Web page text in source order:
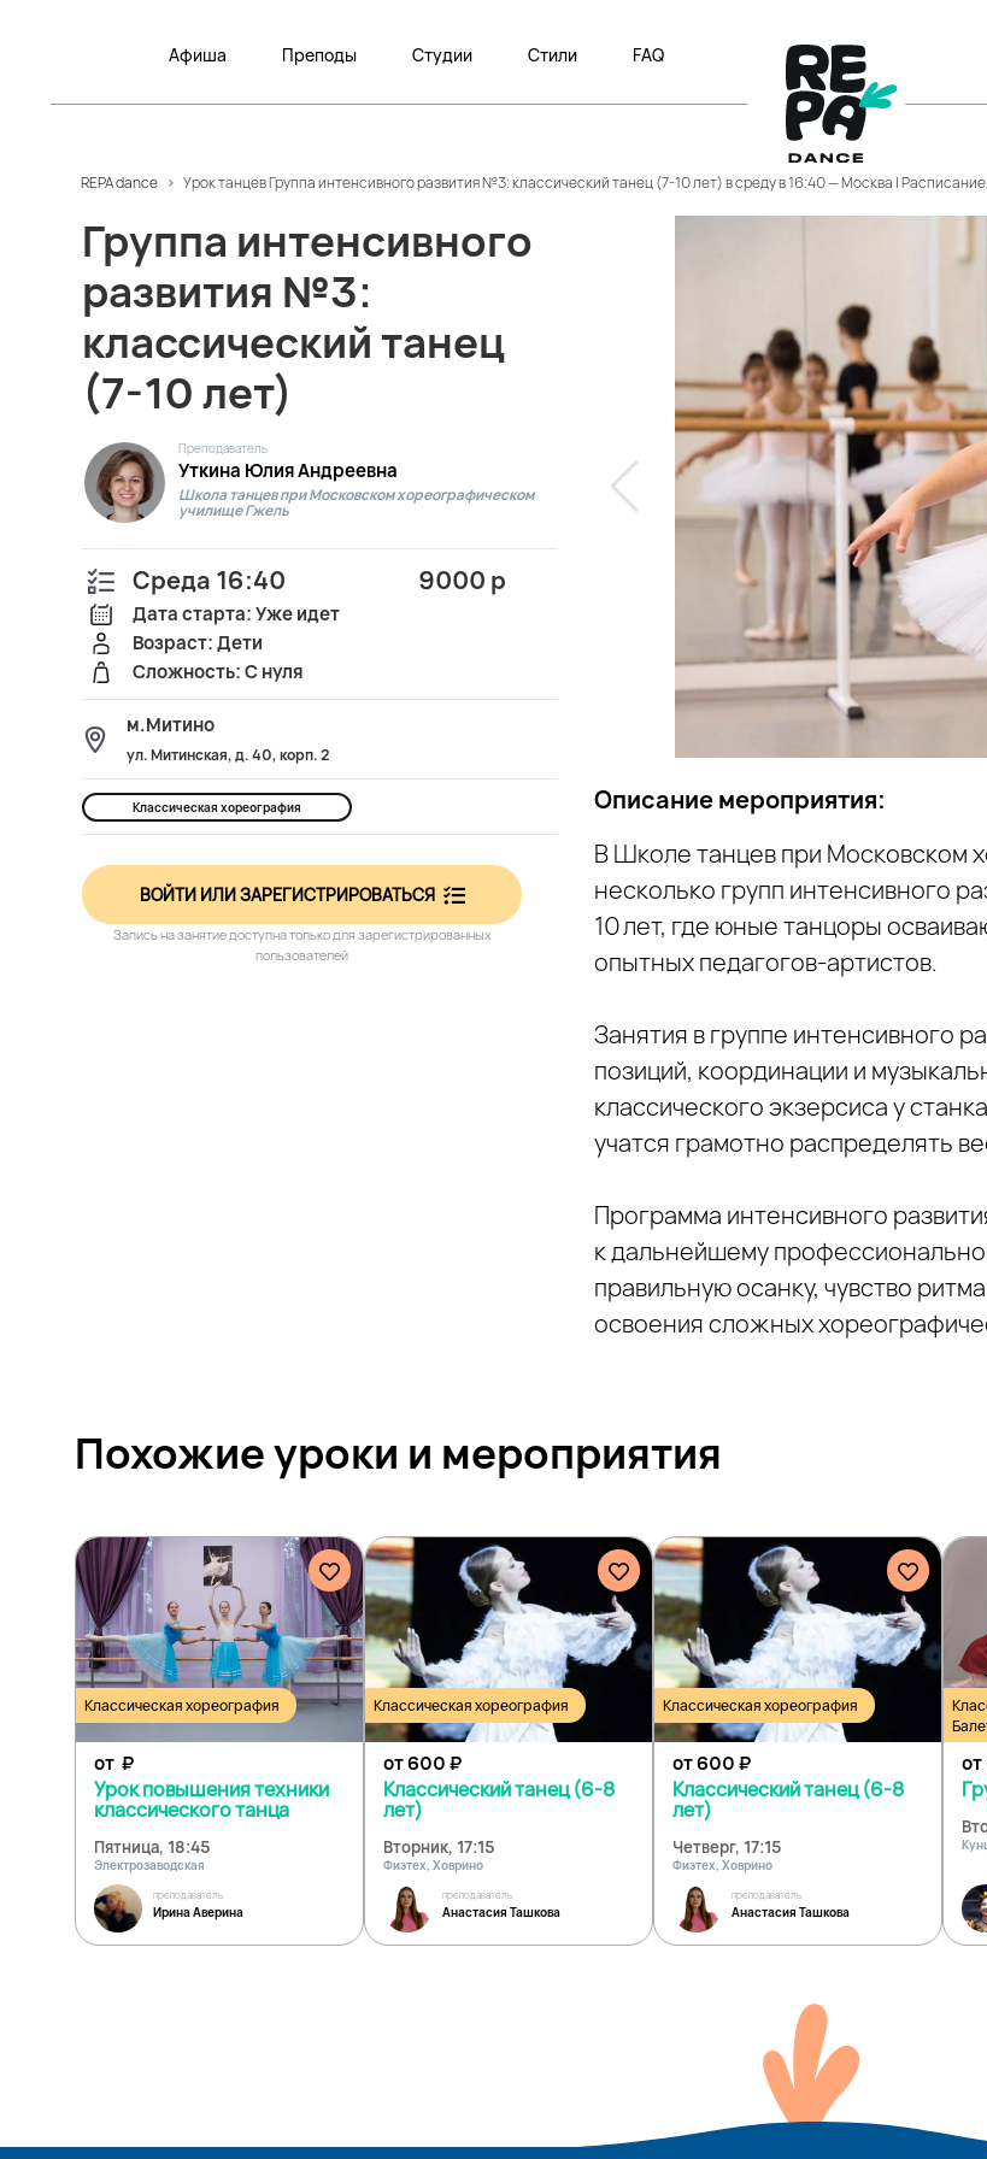
Афиша Преподы Студии Стили FAQ
REPA dance > Урок танцев Группа интенсивного развития №3: классический танец (7-10 лет) в среду в 16:40 — Москва |
Группа интенсивного
развития №3:
классический танец
(7-10 лет)
Преподаватель
Уткина Юлия Андреевна
Школа танцев при Московском хореографическом
училище Гжель
Среда 16:40 9000 р
Дата старта: Уже идет
Возраст: Дети
Сложность: С нуля
м.Митино
ул. Митинская, д. 40, корп. 2
Классическая хореография
ВОЙТИ ИЛИ ЗАРЕГИСТРИРОВАТЬСЯ
Запись на занятие доступна только для зарегистрированных
пользователей
Описание мероприятия:
В Школе танцев при Московском
несколько групп интенсивного
10 лет, где юные танцоры
опытных педагогов‑артистов.
Занятия в группе интенсивного
позиций, координации и
классического экзерсиса у
учатся грамотно распределять
Программа интенсивного
к дальнейшему
правильную осанку, чувство
освоения сложных
Похожие уроки и мероприятия
Классическая хореография
от ₽
Урок повышения техники
классического танца
Пятница, 18:45
Электрозаводская
преподаватель
Ирина Аверина
Классическая хореография
от 600₽
Классический танец (6-8
лет)
Вторник, 17:15
Физтех, Ховрино
преподаватель
Анастасия Ташкова
Классическая хореография
от 600₽
Классический танец (6-8
лет)
Четверг, 17:15
Физтех, Ховрино
преподаватель
Анастасия Ташкова